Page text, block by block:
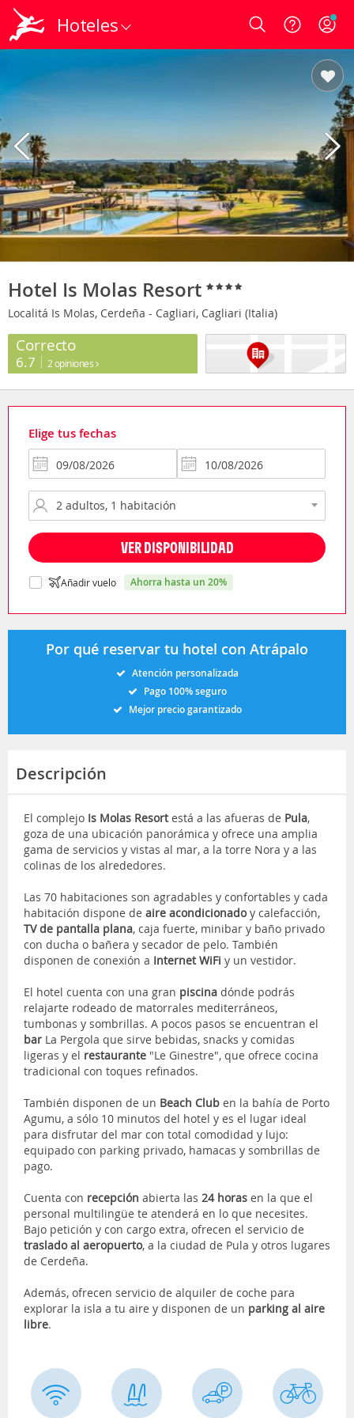
Hoteles Login
Hotel Is Molas Resort
Localitá Is Molas, Cerdeña - Cagliari, Cagliari (Italia)
Correcto
6.7 2 opiniones
Elige tus fechas
VER DISPONIBILIDAD
Añadir vuelo ahorra hasta un 20%
Por qué reservar tu hotel con Atrápalo
Atención personalizada
Pago 100% seguro
Mejor precio garantizado
Descripción
El complejo Is Molas Resortestá a las afueras de Pula,
goza de una ubicación panorámica y ofrece una amplia
gama de servicios y vistas al mar, a la torre Nora y a las
colinas de los alrededores.
Las 70 habitaciones son agradables y confortables y cada
habitación dispone de aire acondicionadoy calefacción,
TV de pantalla plana, caja fuerte, minibar y baño privado
con ducha o bañera y secador de pelo. También
disponen de conexión a Internet WiFi y un vestidor.
El hotel cuenta con una gran piscina dónde podrás
relajarte rodeado de matorrales mediterráneos,
tumbonas y sombrillas. A pocos pasos se encuentran el
bar La Pergola que sirve bebidas, snacks y comidas
ligeras y el restaurante "Le Ginestre", que ofrece cocina
tradicional con toques refinados.
También disponen de un Beach Club en la bahía de Porto
Agumu, a sólo 10 minutos del hotel y es el lugar ideal
para disfrutar del mar con total comodidad y lujo:
equipado con parking privado, hamacas y sombrillas de
pago.
Cuenta con recepción abierta las 24 horas en la que el
personal multilingüe te atenderá en lo que necesites.
Bajo petición y con cargo extra, ofrecen el servicio de
traslado al aeropuerto, a la ciudad de Pula y otros lugares
de Cerdeña.
Además, ofrecen servicio de alquiler de coche para
explorar la isla a tu aire y disponen de un parking al aire
libre.